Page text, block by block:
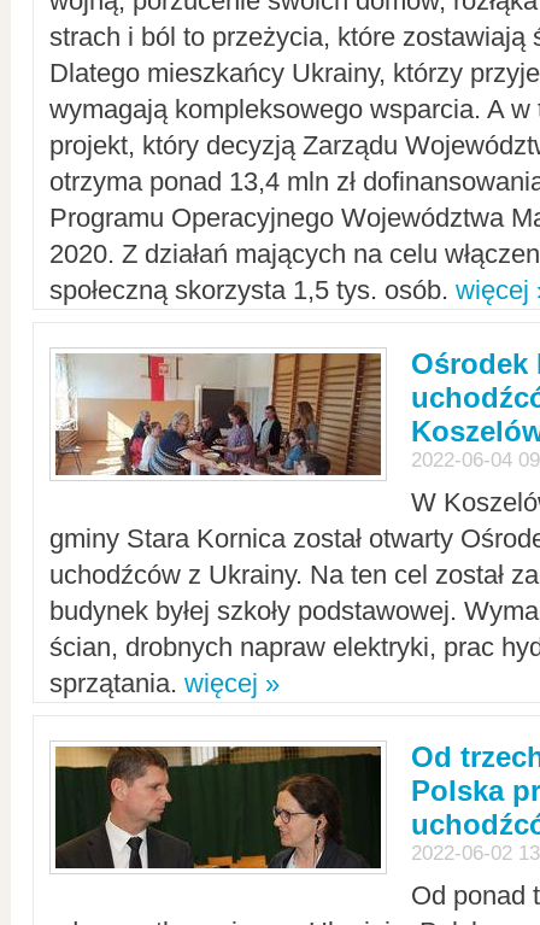
strach i ból to przeżycia, które zostawiają
Dlatego mieszkańcy Ukrainy, którzy
wymagają kompleksowego wsparcia. A w
projekt, który decyzją Zarządu
otrzyma ponad 13,4 mln zł
Programu Operacyjnego Województwa
2020. Z działań mających na celu
społeczną skorzysta 1,5 tys. osób. więcej
Ośrodek
2022-06-04
W
gminy Stara Kornica został otwarty
uchodźców z Ukrainy. Na ten cel został
budynek byłej szkoły podstawowej.
ścian, drobnych napraw elektryki, prac
sprzątania. więcej »
Od
Polska
2022-06-02
Od ponad